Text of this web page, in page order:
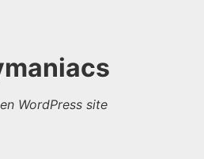
WordPress site